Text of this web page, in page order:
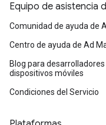
Equipo de asistencia
Comunidad de ayuda de
Centro de ayuda de Ad
Blog para
dispositivos móviles
Condiciones del Servicio